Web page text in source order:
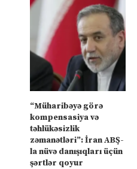
“Müharibəyə görə
kompensasiya və
təhlükəsizlik
zəmanətləri”: İran ABŞ-
la nüvə danışıqları üçün
şərtlər qoyur